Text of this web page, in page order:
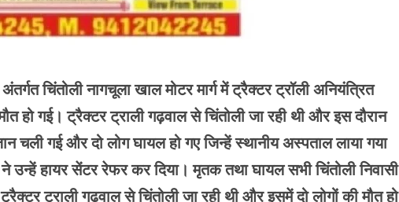
चिंतोली नागचूला खाल मोटर मार्ग में ट्रैक्टर ट्रॉली अनियंत्रित
हो गई। ट्रैक्टर ट्राली गढ़वाल से चिंतोली जा रही थी और इस दौरान
चली गई और दो लोग घायल हो गए जिन्हें स्थानीय अस्पताल लाया गया
उन्हें हायर सेंटर रेफर कर दिया। मृतक तथा घायल सभी चिंतोली निवासी
ट्राली गढ़वाल से चिंतोली जा रही थी और इसमें दो लोगों की मौत हो